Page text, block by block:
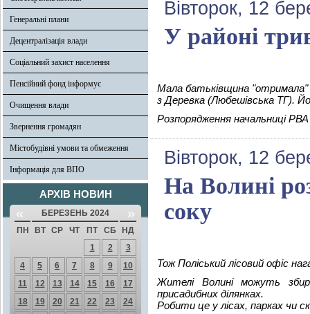
Генеральні плани
Децентралізація влади
Соціальний захист населення
Пенсійний фонд інформує
Очищення влади
Звернення громадян
Містобудівні умови та обмеження
Інформація для ВПО
АРХІВ НОВИН
« БЕРЕЗЕНЬ 2024 »
ПН ВТ СР ЧТ ПТ СБ
НД
1
2
3
4
5 6 7 8 9
10
11
12 13 14 15 16
17
18
19 20 21 22 23
24
Вівторок, 12
У районі
Мала батьківщина "отримала"
з Деревка (Любешівська ТГ).
Розпорядження начальниці
Вівторок, 12
На Волині
соку
Тож Поліський лісовий офіс
Жителі Волині можуть
присадибних ділянках.
Робити це у лісах, парках чи